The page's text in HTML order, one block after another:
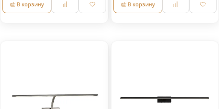
В корзину В корзину